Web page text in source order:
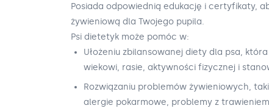
Posiada odpowiednią edukację i certyfikaty,
żywieniową dla Twojego pupila.
Psi dietetyk może pomóc w:
Ułożeniu zbilansowanej diety dla psa,
wiekowi, rasie, aktywności fizycznej i
Rozwiązaniu problemów żywieniowych,
alergie pokarmowe, problemy z